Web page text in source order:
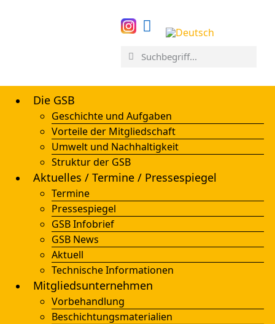
Die GSB
Geschichte und Aufgaben
Vorteile der Mitgliedschaft
Umwelt und Nachhaltigkeit
Struktur der GSB
Aktuelles / Termine / Pressespiegel
Termine
Pressespiegel
GSB Infobrief
GSB News
Aktuell
Technische Informationen
Mitgliedsunternehmen
Vorbehandlung
Beschichtungsmaterialien